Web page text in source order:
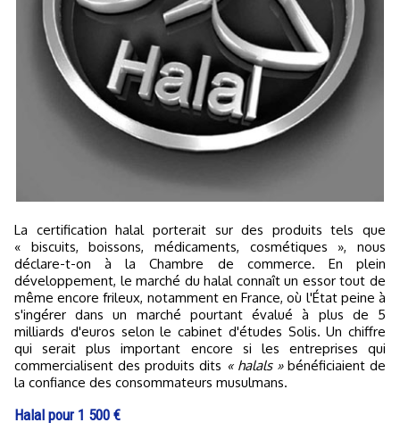
La certification halal porterait sur des produits tels que
« biscuits, boissons, médicaments, cosmétiques », nous
déclare-t-on à la Chambre de commerce. En plein
développement, le marché du halal connaît un essor tout de
même encore frileux, notamment en France, où l'État peine à
s'ingérer dans un marché pourtant évalué à plus de 5
milliards d'euros selon le cabinet d'études Solis. Un chiffre
qui serait plus important encore si les entreprises qui
commercialisent des produits dits « halals »bénéficiaient de
la confiance des consommateurs musulmans.
Halal pour 1 500 €